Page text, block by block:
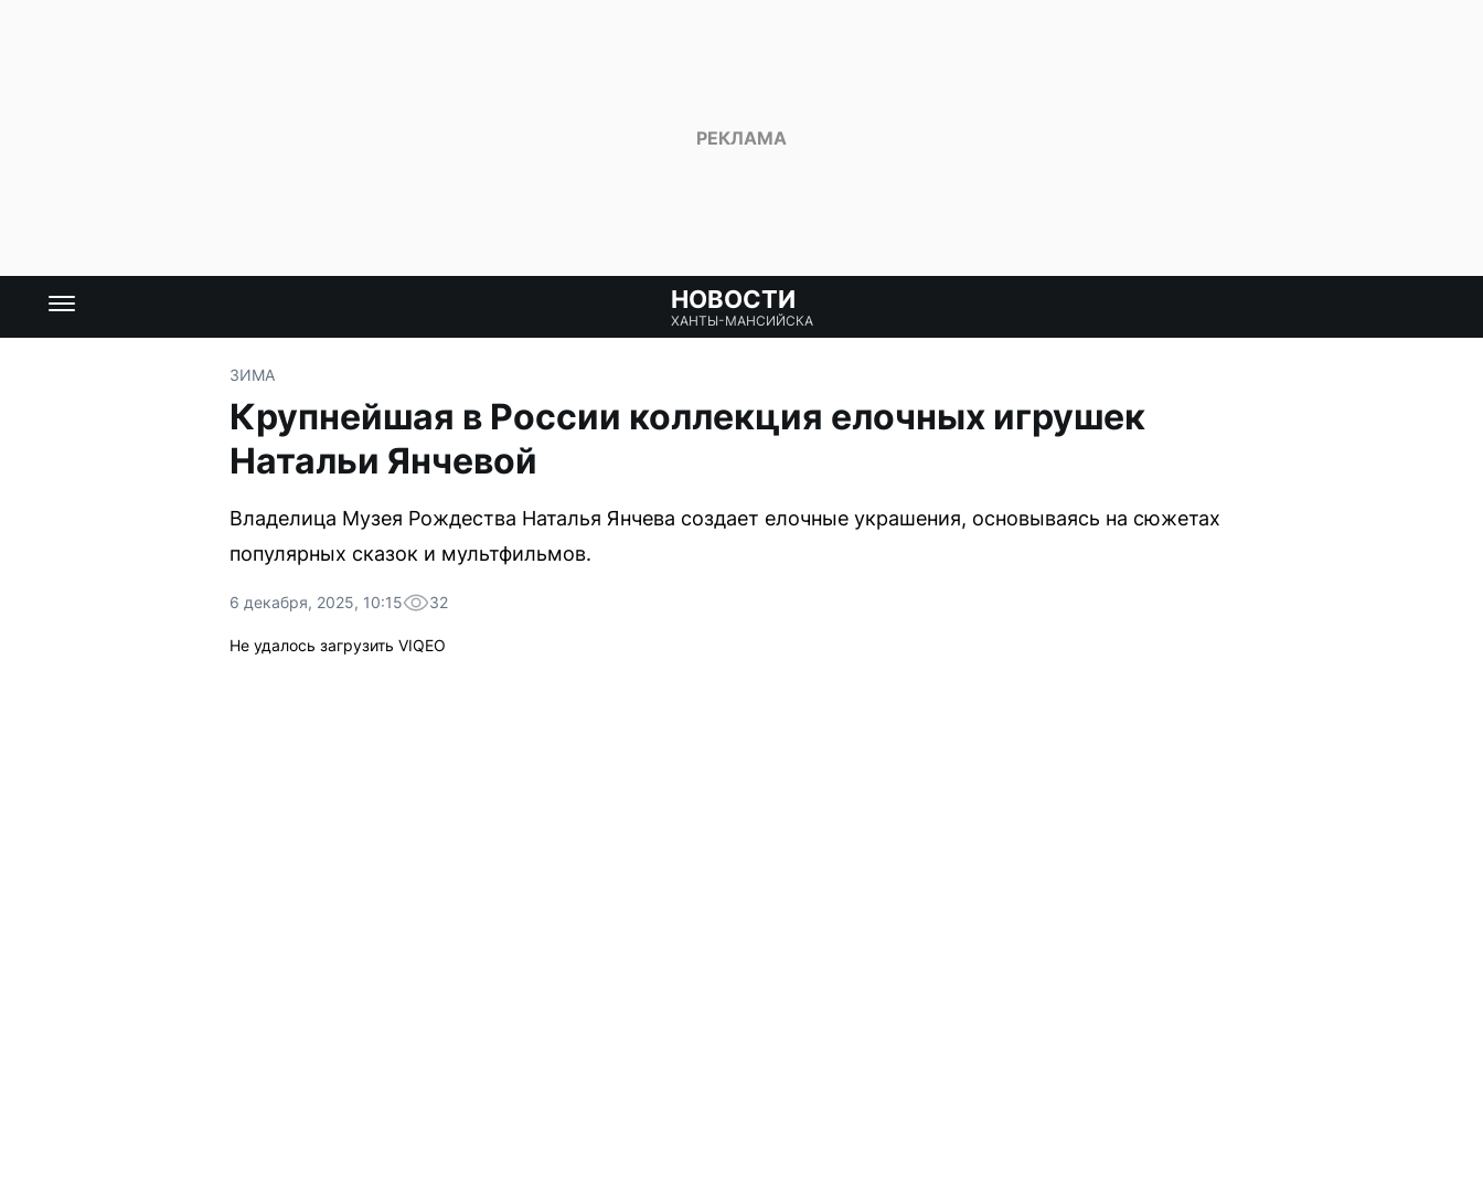
НОВОСТИ
ХАНТЫ-МАНСИЙСКА
ЗИМА
Крупнейшая в России коллекция елочных игрушек
Натальи Янчевой
Владелица Музея Рождества Наталья Янчева создает елочные украшения, основываясь на сюжетах
популярных сказок и мультфильмов.
6 декабря, 2025, 10:15 32
Не удалось загрузить VIQEO